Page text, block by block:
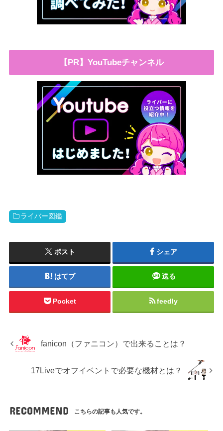
【PR】YouTubeチャンネル
ライバー図鑑
ポスト シェア
はてブ 送る
Pocket feedly
fanicon（ファニコン）で出来ることは？
17Liveでオフイベントで必要な機材とは？
RECOMMEND こちらの記事も人気です。